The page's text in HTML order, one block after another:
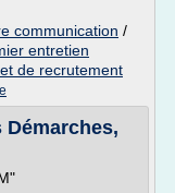
communication /
entretien
de recrutement
Démarches,